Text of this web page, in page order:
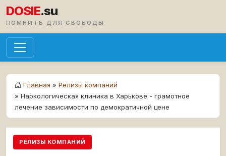
DOSIE.su
ПОМНИТЬ ДЛЯ СВОБОДЫ
Главная » Релизы компаний
» Наркологическая клиника в Харькове - грамотное
лечение зависимости по демократичной цене
РЕЛИЗЫ КОМПАНИЙ